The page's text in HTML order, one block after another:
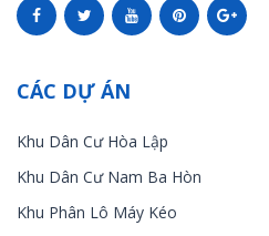
CÁC DỰ ÁN
Khu Dân Cư Hòa Lập
Khu Dân Cư Nam Ba Hòn
Khu Phân Lô Máy Kéo